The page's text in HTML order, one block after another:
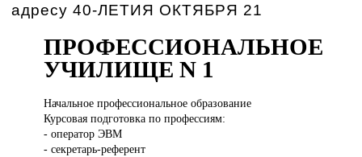
адресу 40-ЛЕТИЯ ОКТЯБРЯ 21
ПРОФЕССИОНАЛЬНОЕ
УЧИЛИЩЕ N 1
Начальное профессиональноеобразование
Курсовая подготовка по профессиям:
- оператор ЭВМ
- секретарь-референт